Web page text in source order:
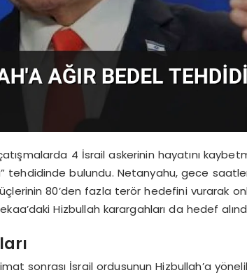
4 İsrail askerinin hayatını
tehdidinde bulundu. Netanyahu, gece
80’den fazla terör hedefini vurarak
Hizbullah karargahları da hedef
sonrası İsrail ordusunun Hizbullah’a